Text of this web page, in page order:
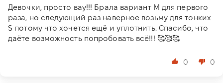
Девочки, просто вау!!! Брала вариант М для первого
раза, но следующий раз наверное возьму для тонких
S потому что хочется ещё и уплотнить. Спасибо, что
даёте возможность попробовать всё!!! 🥰🥰🥰
0 0